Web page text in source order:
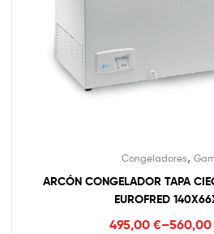
Congeladores,
ARCÓN CONGELADOR TAPA
EUROFRED
495,00 €–560,00